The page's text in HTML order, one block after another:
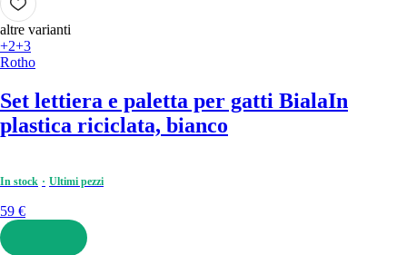
altre varianti
+2+3
Rotho
Set lettiera e paletta per gatti BialaIn
plastica riciclata, bianco
In stock Ultimi pezzi
59 €